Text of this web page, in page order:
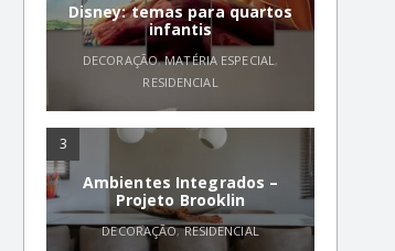
Disney: temas para quartos
infantis
DECORAÇÃO,MATÉRIA ESPECIAL,
RESIDENCIAL
3
Ambientes Integrados –
Projeto Brooklin
DECORAÇÃO,RESIDENCIAL